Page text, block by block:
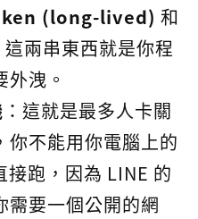
(long-lived) 和
這兩串東西就是你程
洩。
：這就是最多人卡關
你不能用你電腦上的
接跑，因為 LINE 的
需要一個公開的網